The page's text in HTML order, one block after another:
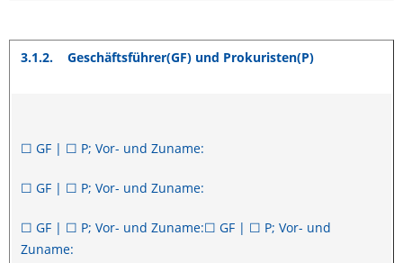
3.1.2. Geschäftsführer(GF) und Prokuristen(P)
☐ GF | ☐ P; Vor- und Zuname:
☐ GF | ☐ P; Vor- und Zuname:
☐ GF | ☐ P; Vor- und Zuname:☐ GF | ☐ P; Vor- und
Zuname: